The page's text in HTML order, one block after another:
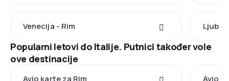
Venecija - Rim
Popularni letovi do Italije. Putnici također vole
ove destinacije
Avio karte za Rim Avio